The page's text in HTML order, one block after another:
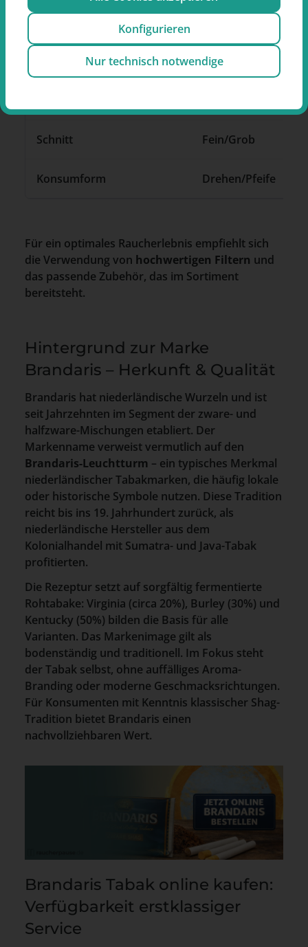
Brandaris zware
Kräftig (8/10)
Schnitt Fein/Grob
Konsumform Drehen/Pfeife
Für ein optimales Raucherlebnis empfiehlt sich
die Verwendung von hochwertigen Filtern und
das passende Zubehör, das im Sortiment
bereitsteht.
Hintergrund zur Marke
Brandaris – Herkunft & Qualität
Brandaris hat niederländische Wurzeln und ist
seit Jahrzehnten im Segment der zware- und
halfzware-Mischungen etabliert. Der
Markenname verweist vermutlich auf den
Brandaris-Leuchtturm – ein typisches Merkmal
niederländischer Tabakmarken, die häufig lokale
oder historische Symbole nutzen. Diese Tradition
reicht bis ins 19. Jahrhundert zurück, als
niederländische Hersteller aus dem
Kolonialhandel mit Sumatra- und Java-Tabak
profitierten.
Die Rezeptur setzt auf sorgfältig fermentierte
Rohtabake: Virginia (circa 20%), Burley (30%) und
Kentucky (50%) bilden die Basis für alle
Varianten. Das Markenimage gilt als
bodenständig und traditionell. Im Fokus steht
der Tabak selbst, ohne auffälliges Aroma-
Branding oder moderne Geschmacksrichtungen.
Für Konsumenten mit Kenntnis klassischer Shag-
Tradition bietet Brandaris einen
nachvollziehbaren Wert.
Brandaris Tabak online kaufen:
Verfügbarkeit erstklassiger
Service
Konfigurieren
Nur technisch notwendige